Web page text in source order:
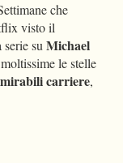
che
visto il
suMichael
le stelle
carriere,